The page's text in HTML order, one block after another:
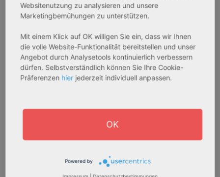
Objekteigenschaft:
Bestandsobjekt
41,59 m² - 62,15 m²
Gesamtpreis:
233.556,67 € - 349.016,67 €
Objekteigenschaft:
Bestandsobjekt
50,95 m² - 56,21 m²
Gesamtpreis:
Websitenutzung zu analysieren und unsere
Marketingbemühungen zu unterstützen.
Mit einem Klick auf OK willigen Sie ein, dass wir Ihnen
die volle Website-Funktionalität bereitstellen und unser
Angebot durch Analysetools kontinuierlich verbessern
dürfen. Selbstverständlich können Sie Ihre Cookie-
Präferenzen hier jederzeit individuell anpassen.
OK
Powered by